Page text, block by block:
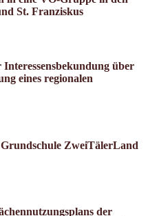
St. Franziskus
Interessensbekundung über
eines regionalen
Grundschule ZweiTälerLand
der